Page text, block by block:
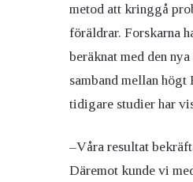
metod att kringgå
föräldrar. Forskarna
beräknat med den
samband mellan
tidigare studier har
–Våra resultat
Däremot kunde vi